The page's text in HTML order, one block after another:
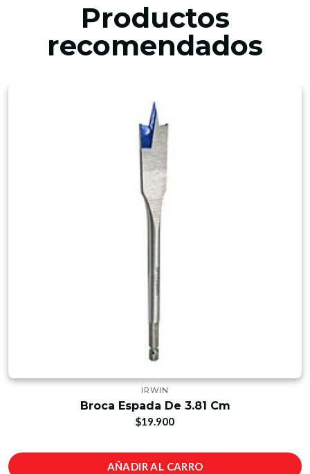
Productos
recomendados
IRWIN
Broca Espada De 3.81 Cm
$19.900
AÑADIR AL CARRO